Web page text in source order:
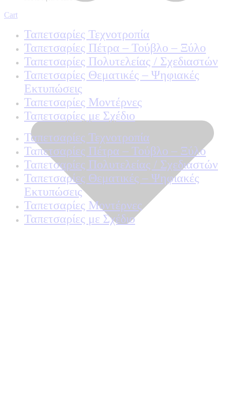
Cart
Ταπετσαρίες Τεχνοτροπία
Ταπετσαρίες Πέτρα – Τούβλο – Ξύλο
Ταπετσαρίες Πολυτελείας / Σχεδιαστών
Ταπετσαρίες Θεματικές – Ψηφιακές
Εκτυπώσεις
Ταπετσαρίες Μοντέρνες
Ταπετσαρίες με Σχέδιο
Ταπετσαρίες Τεχνοτροπία
Ταπετσαρίες Πέτρα – Τούβλο – Ξύλο
Ταπετσαρίες Πολυτελείας / Σχεδιαστών
Ταπετσαρίες Θεματικές – Ψηφιακές
Εκτυπώσεις
Ταπετσαρίες Μοντέρνες
Ταπετσαρίες με Σχέδιο